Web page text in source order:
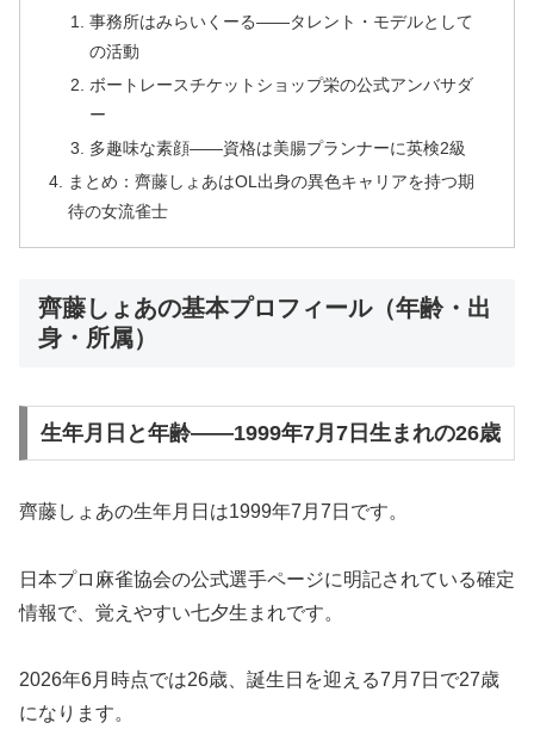
事務所はみらいくーる――タレント・モデルとして
の活動
ボートレースチケットショップ栄の公式アンバサダ
ー
多趣味な素顔――資格は美腸プランナーに英検2級
まとめ：齊藤しょあはOL出身の異色キャリアを持つ期
待の女流雀士
齊藤しょあの基本プロフィール（年齢・出
身・所属）
生年月日と年齢――1999年7月7日生まれの26歳
齊藤しょあの生年月日は1999年7月7日です。
日本プロ麻雀協会の公式選手ページに明記されている確定
情報で、覚えやすい七夕生まれです。
2026年6月時点では26歳、誕生日を迎える7月7日で27歳
になります。